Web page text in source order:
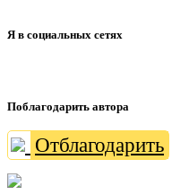
Я в социальных сетях
Поблагодарить автора
Отблагодарить